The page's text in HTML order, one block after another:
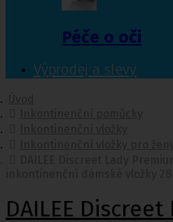
Péče o oči
Výprodej a slevy
DAILEE Discreet